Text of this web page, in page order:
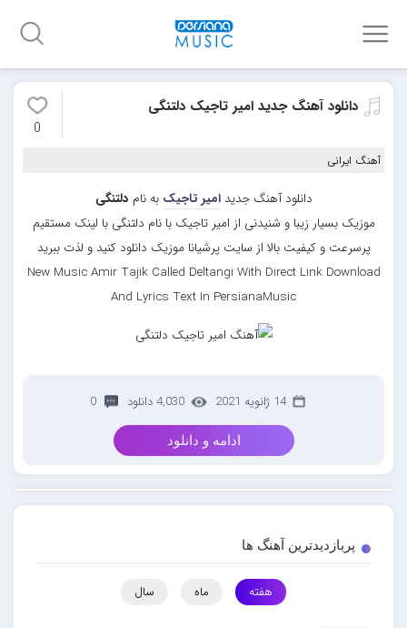
دانلود آهنگ جدید امیر تاجیک دلتنگی
0
آهنگ ایرانی
دانلود آهنگ جدیدامیر تاجیک به نام دلتنگی
موزیک بسیار زیبا و شنیدنی از امیر تاجیک با نام دلتنگی با لینک مستقیم
پرسرعت و کیفیت بالا از سایت پرشیانا موزیک دانلود کنید و لذت ببرید
New Music Amir Tajik Called Deltangi With Direct Link Download
And Lyrics Text In PersianaMusic
14 ژانویه 2021 4,030 دانلود 0
ادامه و دانلود
پربازدیدترین آهنگ ها
هفته ماه سال